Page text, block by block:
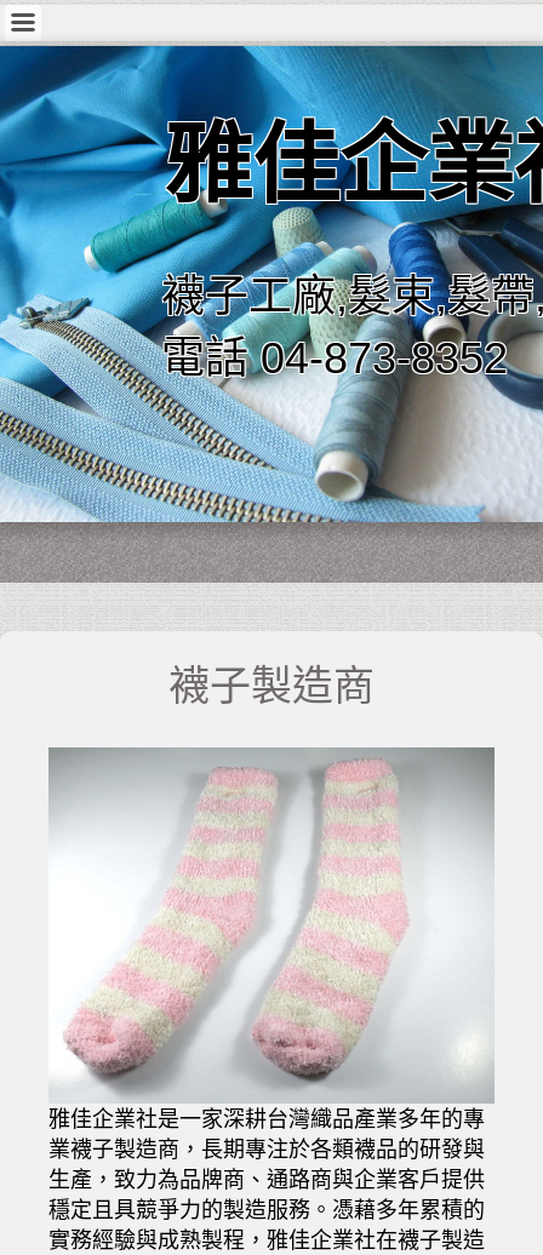
雅佳企業
襪子工廠,髮束,髮
電話 04-873-8352
襪子製造商
雅佳企業社是一家深耕台灣織品產業多年的專
業襪子製造商，長期專注於各類襪品的研發與
生產，致力為品牌商、通路商與企業客戶提供
穩定且具競爭力的製造服務。憑藉多年累積的
實務經驗與成熟製程，雅佳企業社在襪子製造